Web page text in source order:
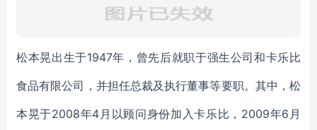
松本晃出生于1947年，曾先后就职于强生公司和卡乐比
食品有限公司，并担任总裁及执行董事等要职。其中，松
本晃于2008年4月以顾问身份加入卡乐比，2009年6月